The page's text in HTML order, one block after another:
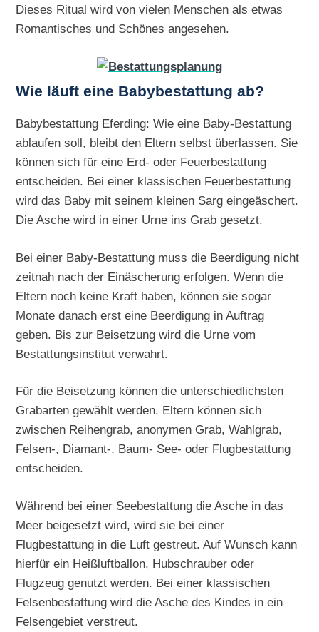
Dieses Ritual wird von vielen Menschen als etwas
Romantisches und Schönes angesehen.
Wie läuft eine Babybestattung ab?
Babybestattung Eferding: Wie eine Baby-Bestattung
ablaufen soll, bleibt den Eltern selbst überlassen. Sie
können sich für eine Erd- oder Feuerbestattung
entscheiden. Bei einer klassischen Feuerbestattung
wird das Baby mit seinem kleinen Sarg eingeäschert.
Die Asche wird in einer Urne ins Grab gesetzt.
Bei einer Baby-Bestattung muss die Beerdigung nicht
zeitnah nach der Einäscherung erfolgen. Wenn die
Eltern noch keine Kraft haben, können sie sogar
Monate danach erst eine Beerdigung in Auftrag
geben. Bis zur Beisetzung wird die Urne vom
Bestattungsinstitut verwahrt.
Für die Beisetzung können die unterschiedlichsten
Grabarten gewählt werden. Eltern können sich
zwischen Reihengrab, anonymen Grab, Wahlgrab,
Felsen-, Diamant-, Baum- See- oder Flugbestattung
entscheiden.
Während bei einer Seebestattung die Asche in das
Meer beigesetzt wird, wird sie bei einer
Flugbestattung in die Luft gestreut. Auf Wunsch kann
hierfür ein Heißluftballon, Hubschrauber oder
Flugzeug genutzt werden. Bei einer klassischen
Felsenbestattung wird die Asche des Kindes in ein
Felsengebiet verstreut.